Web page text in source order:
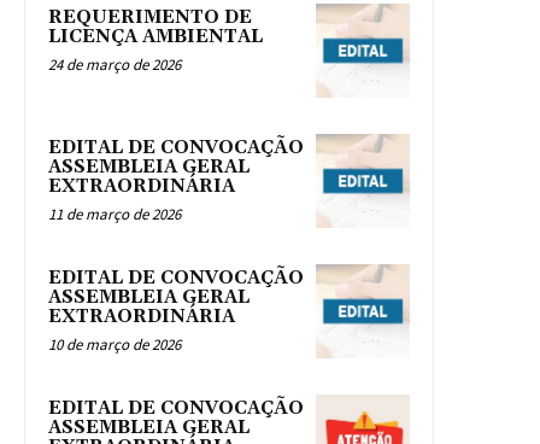
REQUERIMENTO DE
LICENÇA AMBIENTAL
24 de março de 2026
EDITAL DE CONVOCAÇÃO
ASSEMBLEIA GERAL
EXTRAORDINÁRIA
11 de março de 2026
EDITAL DE CONVOCAÇÃO
ASSEMBLEIA GERAL
EXTRAORDINÁRIA
10 de março de 2026
EDITAL DE CONVOCAÇÃO
ASSEMBLEIA GERAL